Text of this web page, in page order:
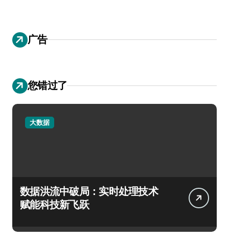
广告
您错过了
大数据
数据洪流中破局：实时处理技术
赋能科技新飞跃